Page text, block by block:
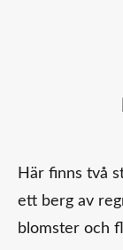
Här finns två
ett berg av
blomster och